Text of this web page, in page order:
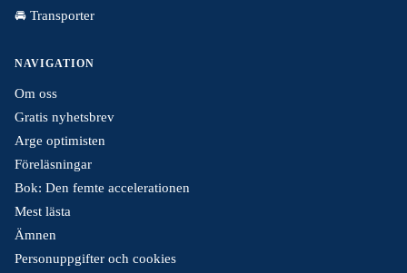
🚘 Transporter
NAVIGATION
Om oss
Gratis nyhetsbrev
Arge optimisten
Föreläsningar
Bok: Den femte accelerationen
Mest lästa
Ämnen
Personuppgifter och cookies